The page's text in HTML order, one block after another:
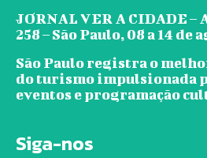
JORNAL VER A CIDADE –
258 – São Paulo, 08 a 14 de
São Paulo registra o
do turismo impulsionada
eventos e programação
Siga-nos